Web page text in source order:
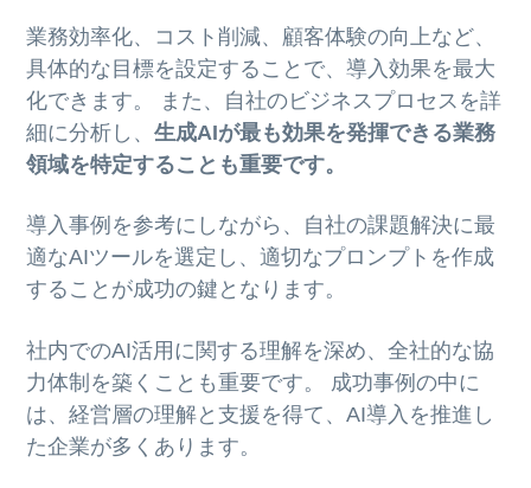
業務効率化、コスト削減、顧客体験の向上など、
具体的な目標を設定することで、導入効果を最大
化できます。 また、自社のビジネスプロセスを詳
細に分析し、生成AIが最も効果を発揮できる業務
領域を特定することも重要です。
導入事例を参考にしながら、自社の課題解決に最
適なAIツールを選定し、適切なプロンプトを作成
することが成功の鍵となります。
社内でのAI活用に関する理解を深め、全社的な協
力体制を築くことも重要です。 成功事例の中に
は、経営層の理解と支援を得て、AI導入を推進し
た企業が多くあります。